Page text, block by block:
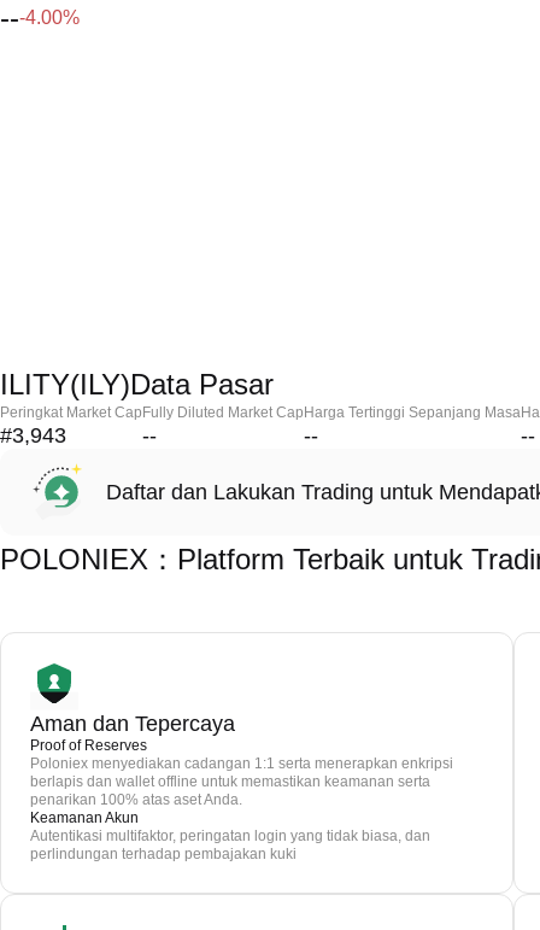
---4.00%
ILITY(ILY)Data Pasar
Peringkat Market Cap
#3,943
Fully Diluted Market Cap
--
Harga Tertinggi Sepanjang Masa
-- --
Daftar dan Lakukan Trading untuk
POLONIEX：Platform Terbaik untuk
Aman dan Tepercaya
Proof of Reserves
Poloniex menyediakan cadangan 1:1 serta menerapkan enkripsi
berlapis dan wallet offline untuk memastikan keamanan serta
penarikan 100% atas aset Anda.
Keamanan Akun
Autentikasi multifaktor, peringatan login yang tidak biasa, dan
perlindungan terhadap pembajakan kuki